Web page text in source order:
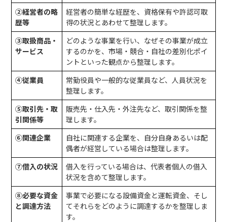
②経営者の略
歴等
経営者の簡単な経歴を、資格保有や許認可取
得の状況とあわせて整理します。
③取扱商品・
サービス
どのような事業を行い、なぜその事業が成立
するのかを、市場・競合・自社の差別化ポイ
ントといった観点から整理します。
④従業員
常勤役員や一般的な従業員など、人員状況を
整理します。
⑤取引先・取
引関係等
販売先・仕入先・外注先など、取引関係を整
理します。
⑥関連企業
自社に関連する企業を、自分自身あるいは配
偶者が経営している場合は整理します。
⑦借入の状況
借入を行っている場合は、代表者個人の借入
状況を含めて整理します。
⑧必要な資金
と調達方法
事業で必要になる設備資金と運転資金、そし
てそれらをどのように調達するかを整理しま
す。